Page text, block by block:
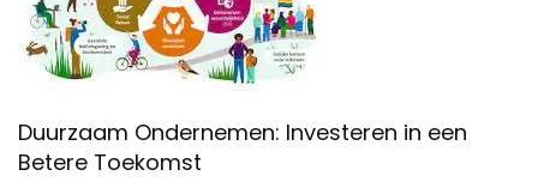
Duurzaam Ondernemen: Investeren in een
Betere Toekomst